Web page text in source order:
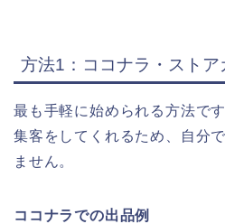
方法1：ココナラ・ストア
最も手軽に始められる方法で
集客をしてくれるため、自分
ません。
ココナラでの出品例